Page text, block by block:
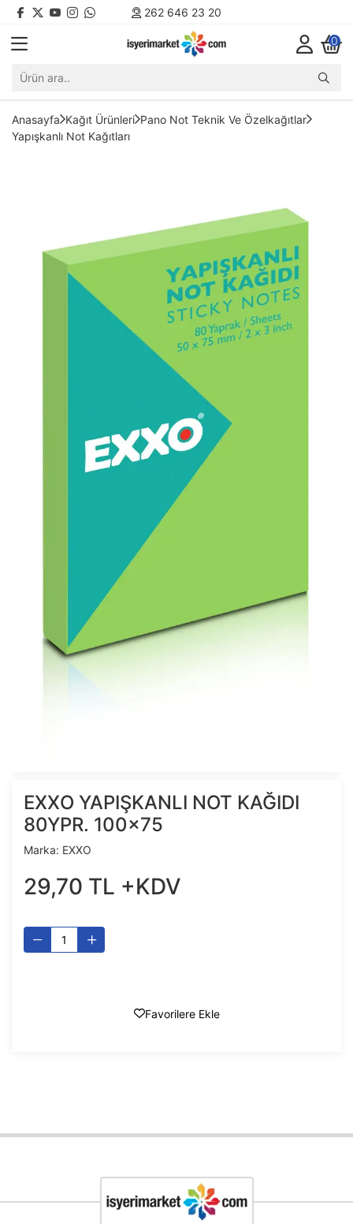
262 646 23 20
0
Anasayfa Kağıt Ürünleri Pano Not Teknik Ve Özelkağıtlar
Yapışkanlı Not Kağıtları
EXXO YAPIŞKANLI NOT KAĞIDI
80YPR. 100x75
Marka: EXXO
29,70 TL +KDV
Favorilere Ekle